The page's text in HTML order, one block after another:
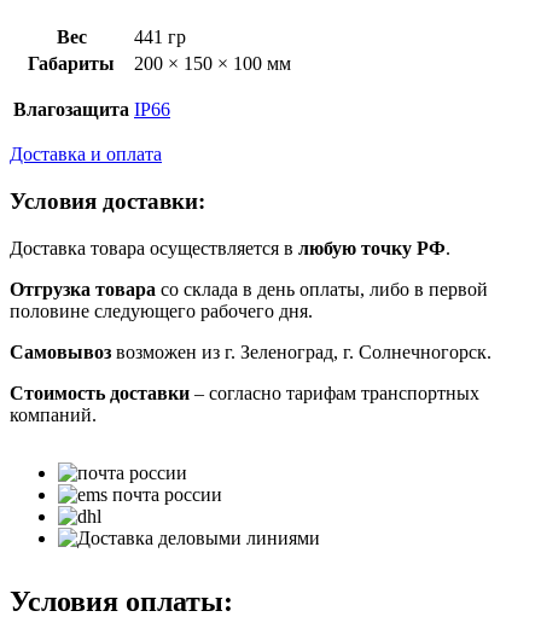
Вес
441 гр
Габариты
200 × 150 × 100 мм
Влагозащита IP66
Доставка и оплата
Условия доставки:
Доставка товара осуществляется в любую точку РФ.
Отгрузка товара со склада в день оплаты, либо в первой
половине следующего рабочего дня.
Самовывоз возможен из г. Зеленоград, г. Солнечногорск.
Стоимость доставки – согласно тарифам транспортных
компаний.
Условия оплаты: